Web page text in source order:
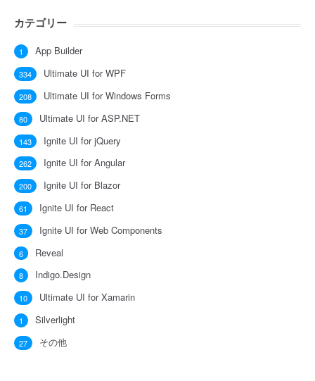
カテゴリー
App Builder
1
Ultimate UI for WPF
334
Ultimate UI for Windows Forms
208
Ultimate UI for ASP.NET
80
Ignite UI for jQuery
143
Ignite UI for Angular
262
Ignite UI for Blazor
200
Ignite UI for React
61
Ignite UI for Web Components
37
Reveal
6
Indigo.Design
8
Ultimate UI for Xamarin
10
Silverlight
1
その他
27